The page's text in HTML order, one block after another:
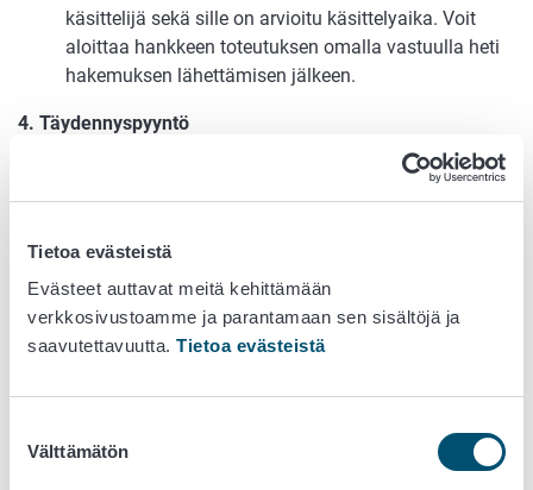
Tietoa evästeistä
Evästeet auttavat meitä kehittämään
verkkosivustoamme ja parantamaan sen sisältöjä ja
saavutettavuutta. Tietoa evästeistä
valinta
Välttämätön
käsittelijä sekä sille on arvioitu käsittelyaika. Voit
aloittaa hankkeen toteutuksen omalla vastuulla heti
hakemuksen lähettämisen jälkeen.
4. Täydennyspyyntö
päätöksentekoa, saat siitä täydennyspyynnön, jonka
ilmoituksen sähköpostiisi.
Kun hakemuksellesi on tehty tukipäätös, saat siitä
6. Maksun hakeminen